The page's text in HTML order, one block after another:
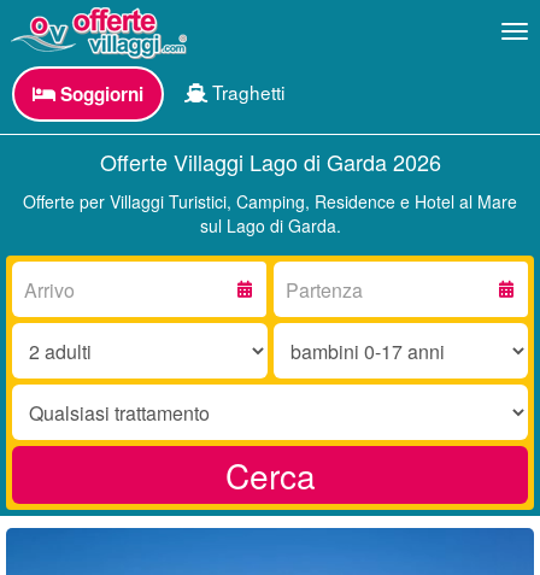
Soggiorni Traghetti
Offerte Villaggi Lago di Garda 2026
Offerte per Villaggi Turistici, Camping, Residence e Hotel al Mare
sul Lago di Garda.
Arrivo:
Partenza:
Adulti:
Bambini
17
Trattamento:
Cerca